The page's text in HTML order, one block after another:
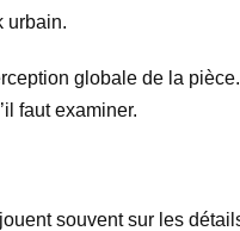
urbain.
globale de la
faut examiner.
souvent sur les